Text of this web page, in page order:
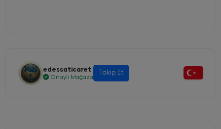
edessaticaret
Onaylı Mağaza
Takip Et